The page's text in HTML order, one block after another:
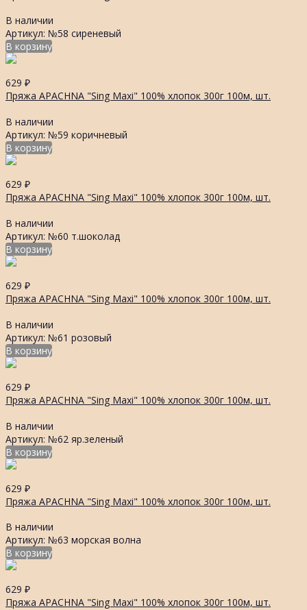
В наличии
Артикул: №58 сиреневый
В корзину
629 ₽
Пряжа APACHNA "Sing Maxi" 100% хлопок 300г 100м, шт.
В наличии
Артикул: №59 коричневый
В корзину
629 ₽
Пряжа APACHNA "Sing Maxi" 100% хлопок 300г 100м, шт.
В наличии
Артикул: №60 т.шоколад
В корзину
629 ₽
Пряжа APACHNA "Sing Maxi" 100% хлопок 300г 100м, шт.
В наличии
Артикул: №61 розовый
В корзину
629 ₽
Пряжа APACHNA "Sing Maxi" 100% хлопок 300г 100м, шт.
В наличии
Артикул: №62 яр.зеленый
В корзину
629 ₽
Пряжа APACHNA "Sing Maxi" 100% хлопок 300г 100м, шт.
В наличии
Артикул: №63 морская волна
В корзину
629 ₽
Пряжа APACHNA "Sing Maxi" 100% хлопок 300г 100м, шт.